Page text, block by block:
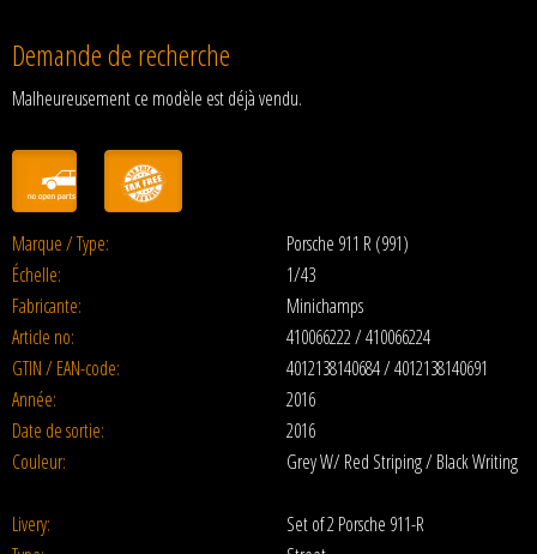
Demande de recherche
Malheureusement ce modèle est déjà vendu.
Marque / Type:
Porsche 911 R (991)
Échelle:
1/43
Fabricante:
Minichamps
Article no:
410066222 / 410066224
GTIN / EAN-code:
4012138140684 / 4012138140691
Année:
2016
Date de sortie:
2016
Couleur:
Grey W/ Red Striping / Black Writing
Livery:
Set of 2 Porsche 911-R